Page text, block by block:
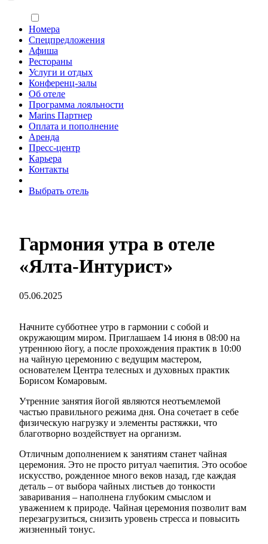
Номера
Спецпредложения
Афиша
Рестораны
Услуги и отдых
Конференц-залы
Об отеле
Программа лояльности
Marins Партнер
Оплата и пополнение
Аренда
Пресс-центр
Карьера
Контакты
Выбрать отель
Гармония утра в отеле
«Ялта-Интурист»
05.06.2025
Начните субботнее утро в гармонии с собой и
окружающим миром. Приглашаем 14 июня в 08:00 на
утреннюю йогу, а после прохождения практик в 10:00
на чайную церемонию с ведущим мастером,
основателем Центра телесных и духовных практик
Борисом Комаровым.
Утренние занятия йогой являются неотъемлемой
частью правильного режима дня. Она сочетает в себе
физическую нагрузку и элементы растяжки, что
благотворно воздействует на организм.
Отличным дополнением к занятиям станет чайная
церемония. Это не просто ритуал чаепития. Это особое
искусство, рожденное много веков назад, где каждая
деталь ‒ от выбора чайных листьев до тонкости
заваривания ‒ наполнена глубоким смыслом и
уважением к природе. Чайная церемония позволит вам
перезагрузиться, снизить уровень стресса и повысить
жизненный тонус.